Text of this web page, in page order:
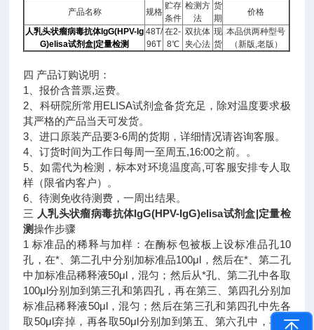
产品名称 规格
贮存
条件
检测方
法
货
期
价格
人乳头状瘤病毒抗体IgG(HPV-Ig
G)elisa试剂盒|定量检测
48T/
96T
在2-
8℃
双抗体
夹心法
现
货
本品供两种型号
（新版,老版）
四 产品订购说明：
1、报价含普票,运费。
2、科研院所常用ELISA试剂盒备货充足，除对温度要求极
其严格的产品当天可发货。
3、进口原装产品要3-6周的货期，详细情况请咨询客服。
4、订货时间为工作日每周一至周五,16:00之前。。
5、如需代为检测，标本对环境温度高,可客服安排专人取
样（限省内客户）。
6、待测免收待测费，一周出结果。
三 人乳头状瘤病毒抗体IgG(HPV-IgG)elisa试剂盒|定量检
测操作步骤
1 标准品的稀释与加样：在酶标包被板上设标准品孔10
孔，在*、第二孔中分别加标准品100μl，然后在*、第二孔
中加标准品稀释液50μl，混匀；然后从*孔、第二孔中各取
100μl分别加到第三孔和第四孔，再在第三、第四孔分别加
标准品稀释液50μl，混匀；然后在第三孔和第四孔中先各
取50μl弃掉，再各取50μl分别加到第五、第六孔中，再在